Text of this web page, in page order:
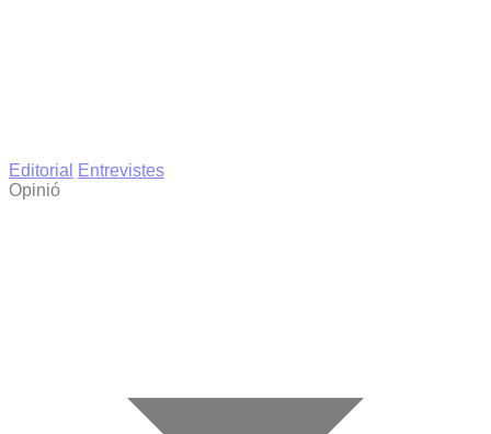
Editorial
Entrevistes
Opinió